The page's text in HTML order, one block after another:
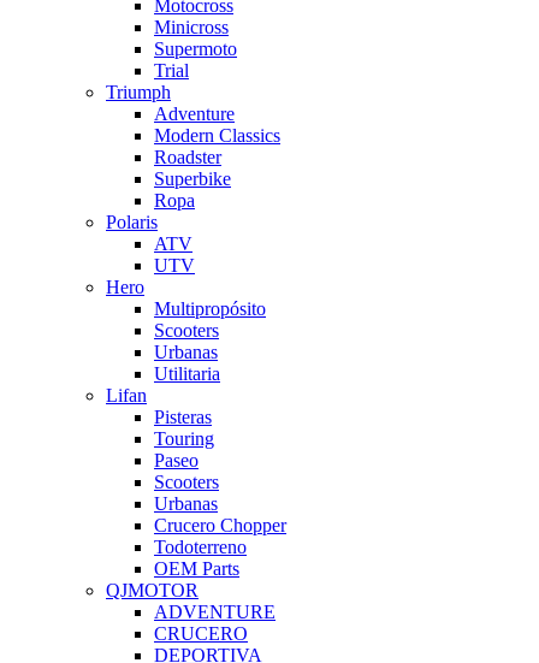
Motocross
Minicross
Supermoto
Trial
Triumph
Adventure
Modern Classics
Roadster
Superbike
Ropa
Polaris
ATV
UTV
Hero
Multipropósito
Scooters
Urbanas
Utilitaria
Lifan
Pisteras
Touring
Paseo
Scooters
Urbanas
Crucero Chopper
Todoterreno
OEM Parts
QJMOTOR
ADVENTURE
CRUCERO
DEPORTIVA